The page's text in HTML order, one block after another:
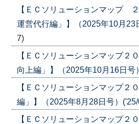
【ＥＣソリューションマップ
運営代行編」】（2025年10月23
7)
【ＥＣソリューションマップ２
向上編」】（2025年10月16日号
【ＥＣソリューションマップ
編」】（2025年8月28日号）
【ＥＣソリューションマップ